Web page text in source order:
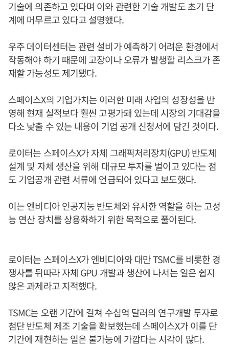
기술에 의존하고 있다며 이와 관련한 기술 개발도 초기 단
계에 머무르고 있다고 설명했다.
우주 데이터센터는 관련 설비가 예측하기 어려운 환경에서
작동해야 하기 때문에 고장이나 오류가 발생할 리스크가 존
재할 가능성도 제기됐다.
스페이스X의 기업가치는 이러한 미래 사업의 성장성을 반
영해 현재 실적보다 훨씬 고평가돼 있는데 시장의 기대감을
다소 낮출 수 있는 내용이 기업 공개 신청서에 담긴 것이다.
로이터는 스페이스X가 자체 그래픽처리장치(GPU) 반도체
설계 및 자체 생산을 위해 대규모 투자를 벌이고 있다는 점
도 기업공개 관련 서류에 언급되어 있다고 보도했다.
이는 엔비디아 인공지능 반도체와 유사한 역할을 하는 고성
능 연산 장치를 상용화하기 위한 목적으로 풀이된다.
로이터는 스페이스X가 엔비디아와 대만 TSMC를 비롯한 경
쟁사를 뒤따라 자체 GPU 개발과 생산에 나서는 일은 쉽지
않은 과제라고 지적했다.
TSMC는 오랜 기간에 걸쳐 수십억 달러의 연구개발 투자로
첨단 반도체 제조 기술을 확보했는데 스페이스X가 이를 단
기간에 재현하는 일은 불가능에 가깝다는 시각이 많다.